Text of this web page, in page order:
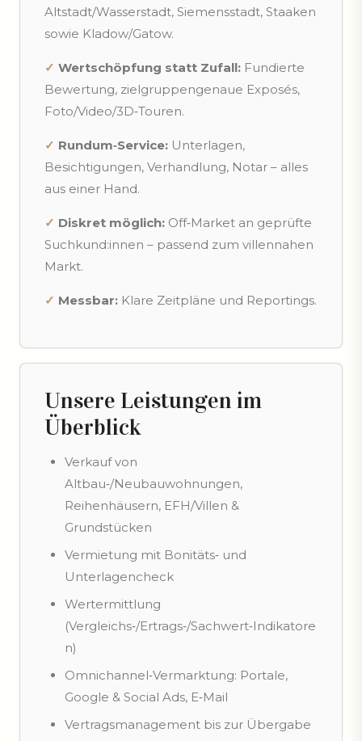
Altstadt/Wasserstadt, Siemensstadt, Staaken
sowie Kladow/Gatow.
✓ Wertschöpfung statt Zufall: Fundierte
Bewertung, zielgruppengenaue Exposés,
Foto/Video/3D‑Touren.
✓ Rundum‑Service: Unterlagen,
Besichtigungen, Verhandlung, Notar – alles
aus einer Hand.
✓ Diskret möglich: Off‑Market an geprüfte
Suchkund:innen – passend zum villennahen
Markt.
✓ Messbar: Klare Zeitpläne und Reportings.
Unsere Leistungen im
Überblick
Verkauf von
Altbau‑/Neubauwohnungen,
Reihenhäusern, EFH/Villen &
Grundstücken
Vermietung mit Bonitäts‑ und
Unterlagencheck
Wertermittlung
(Vergleichs‑/Ertrags‑/Sachwert‑Indikatore
n)
Omnichannel‑Vermarktung: Portale,
Google & Social Ads, E‑Mail
Vertragsmanagement bis zur Übergabe